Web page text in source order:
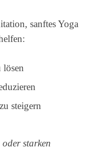
sanftes Yoga
lösen
steigern
starken